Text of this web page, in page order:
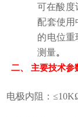
可在酸度
配套使用
的电位重
测量。
二、 主要技术参
电极内阻：